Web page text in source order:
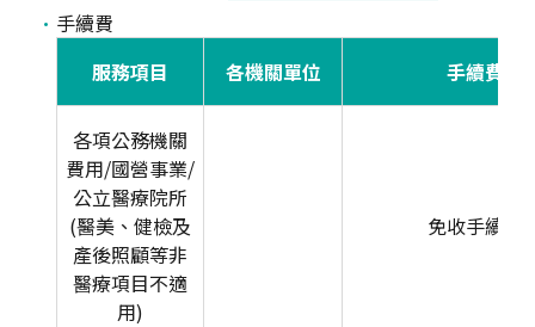
手續費
服務項目
各機關單位 手續費
各項公務機關
費用/國營事業/
公立醫療院所
(醫美、健檢及
產後照顧等非
醫療項目不適
用)
免收手續費